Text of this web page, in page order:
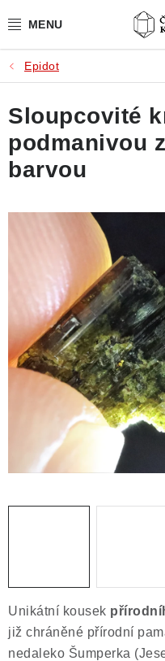
na
PŘÍRODNÍ KAMENY
BROUŠENÉ KAMENY
MISTROVSKÉ KRYSTALY
VIDEOGALERIE
KONTAKT
Obchodní podmínky
Poučení o právu na
Puncovní značky
Výkup
Kontakt
Epidot
Unikátní kousek
již chráněné přírodní
nedaleko Šumperka
Sloupcovité
podmanivou
barvou